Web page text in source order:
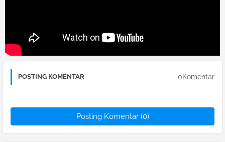
POSTING KOMENTAR 0Komentar
Posting Komentar (0)